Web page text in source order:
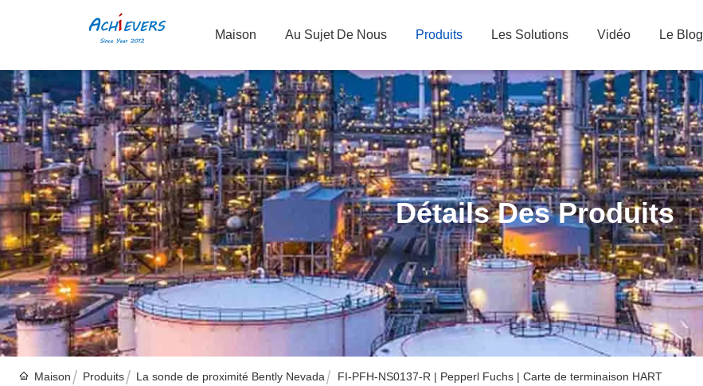
Maison Au Sujet De Nous Produits Les Solutions Vidéo Le Blog
Détails Des Produits
Maison Produits La sonde de proximité Bently Nevada FI-PFH-NS0137-R | Pepperl Fuchs | Carte de terminaison HART